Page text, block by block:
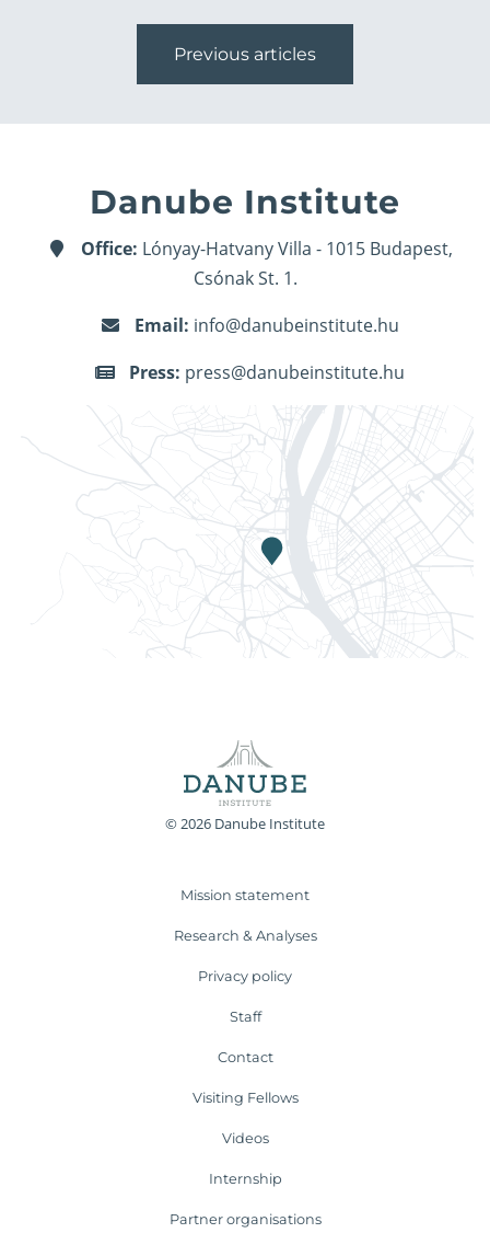
Previous articles
Danube Institute
Office: Lónyay-Hatvany Villa - 1015 Budapest,
Csónak St. 1.
Email: info@danubeinstitute.hu
Press: press@danubeinstitute.hu
© 2026 Danube Institute
Mission statement
Research & Analyses
Privacy policy
Staff
Contact
Visiting Fellows
Videos
Internship
Partner organisations